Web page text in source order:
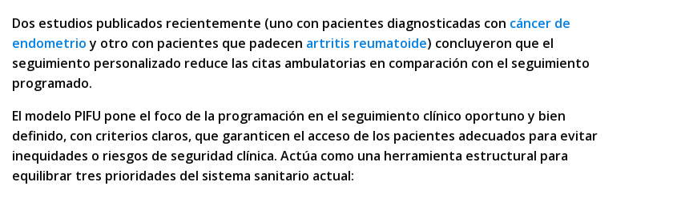
Dos estudios publicados recientemente (uno con pacientes diagnosticadas con cáncer de
endometrioy otro con pacientes que padecen artritis reumatoide) concluyeron que el
seguimiento personalizado reduce las citas ambulatorias en comparación con el seguimiento
programado.
El modelo PIFU pone el foco de la programación en el seguimiento clínico oportuno y bien
definido, con criterios claros, que garanticen el acceso de los pacientes adecuados para evitar
inequidades o riesgos de seguridad clínica. Actúa como una herramienta estructural para
equilibrar tres prioridades del sistema sanitario actual: